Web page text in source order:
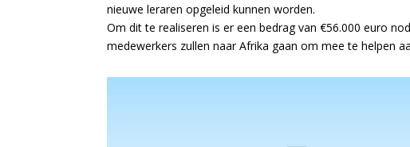
nieuwe leraren opgeleid kunnen worden.
Om dit te realiseren is er een bedrag van €56.000 euro
medewerkers zullen naar Afrika gaan om mee te helpen